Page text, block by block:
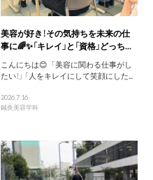
美容が好き！その気持ちを未来の仕
事に🌈✨「キレイ」と「資格」どっち...
こんにちは😊 「美容に関わる仕事がし
たい！」 「人をキレイにして笑顔にした...
2026.7.16
鍼灸美容学科